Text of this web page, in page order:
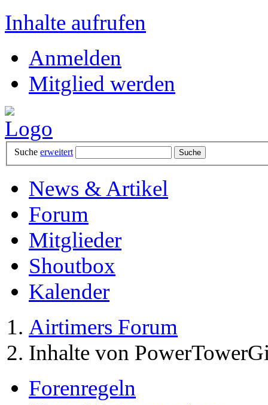
Inhalte aufrufen
Anmelden
Mitglied werden
Suche erweitert
News & Artikel
Forum
Mitglieder
Shoutbox
Kalender
Airtimers Forum
Inhalte von
Forenregeln